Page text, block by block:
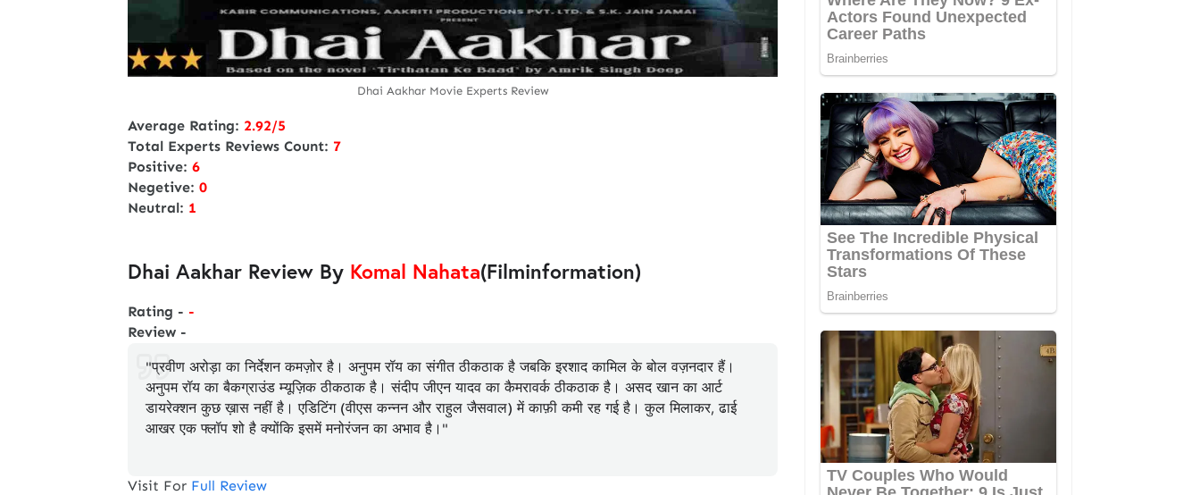
Dhai Aakhar Movie Experts Review
Average Rating: 2.92/5
Total Experts Reviews Count: 7
Positive: 6
Negetive: 0
Neutral: 1
Dhai Aakhar Review By Komal Nahata(Filminformation)
Rating - -
Review -
"प्रवीण अरोड़ा का निर्देशन कमज़ोर है। अनुपम रॉय का संगीत ठीकठाक है जबकि इरशाद कामिल के बोल वज़नदार हैं।
अनुपम रॉय का बैकग्राउंड म्यूज़िक ठीकठाक है। संदीप जीएन यादव का कैमरावर्क ठीकठाक है। असद खान का आर्ट
डायरेक्शन कुछ ख़ास नहीं है। एडिटिंग (वीएस कन्नन और राहुल जैसवाल) में काफ़ी कमी रह गई है। कुल मिलाकर, ढाई
आखर एक फ्लॉप शो है क्योंकि इसमें मनोरंजन का अभाव है।"
Visit For Full Review